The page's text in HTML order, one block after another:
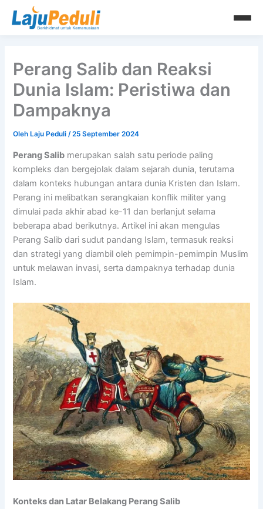
Perang Salib dan Reaksi
Dunia Islam: Peristiwa dan
Dampaknya
Oleh Laju Peduli/25 September 2024
Perang Salib merupakan salah satu periode paling
kompleks dan bergejolak dalam sejarah dunia, terutama
dalam konteks hubungan antara dunia Kristen dan Islam.
Perang ini melibatkan serangkaian konflik militer yang
dimulai pada akhir abad ke-11 dan berlanjut selama
beberapa abad berikutnya. Artikel ini akan mengulas
Perang Salib dari sudut pandang Islam, termasuk reaksi
dan strategi yang diambil oleh pemimpin-pemimpin Muslim
untuk melawan invasi, serta dampaknya terhadap dunia
Islam.
Konteks dan Latar Belakang Perang Salib